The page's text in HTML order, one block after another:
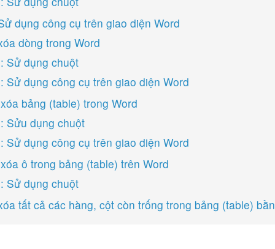
dụng công cụ trên giao diện Word
dòng trong Word
Sử dụng chuột
Sử dụng công cụ trên giao diện Word
bảng (table) trong Word
Sửu dụng chuột
Sử dụng công cụ trên giao diện Word
ô trong bảng (table) trên Word
Sử dụng chuột
tất cả các hàng, cột còn trống trong bảng (table)